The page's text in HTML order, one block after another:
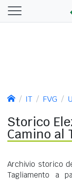
IT FVG
Storico
Camino al
Archivio storico
Tagliamento a